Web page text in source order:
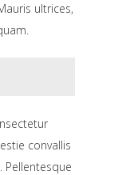
ultrices,
convallis
Pellentesque